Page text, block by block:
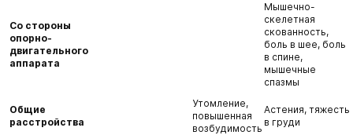
Со стороны
опорно-
двигательного
аппарата
Мышечно-
скелетная
скованность,
боль в шее, боль
в спине,
мышечные
спазмы
Общие
расстройства
Утомление,
повышенная
возбудимость
Астения, тяжесть
в груди